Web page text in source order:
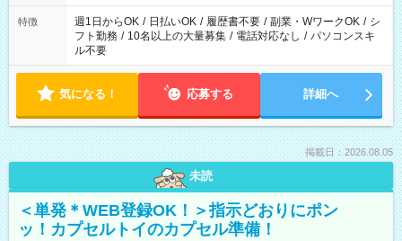
ください！
特徴 週1日からOK / 日払いOK / 履歴書不要 / 副業・WワークOK / シ
フト勤務 / 10名以上の大量募集 / 電話対応なし / パソコンスキ
ル不要
気になる！ 応募する 詳細へ
掲載日：2026.08.05
未読
＜単発＊WEB登録OK！＞指示どおりにポン
ッ！カプセルトイのカプセル準備！